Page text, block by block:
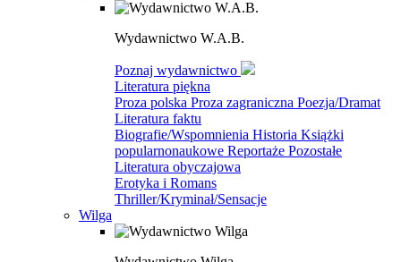
Wydawnictwo W.A.B.
Poznaj wydawnictwo
Literatura piękna
Proza polska Proza zagraniczna Poezja/Dramat
Literatura faktu
Biografie/Wspomnienia Historia Książki
popularnonaukowe Reportaże Pozostałe
Literatura obyczajowa
Erotyka i Romans
Thriller/Kryminał/Sensacje
Wilga